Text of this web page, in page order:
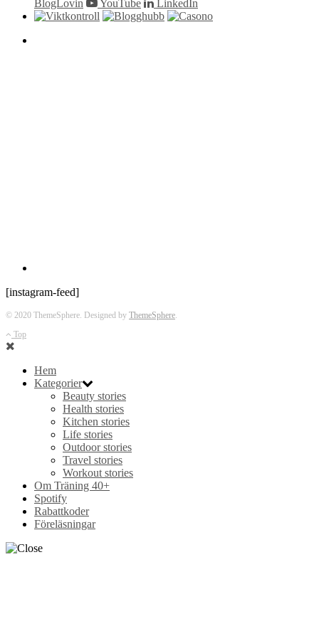
BlogLovin
YouTube LinkedIn
[instagram-feed]
© 2020 ThemeSphere. Designed by ThemeSphere.
Top
Hem
Kategorier
Beauty stories
Health stories
Kitchen stories
Life stories
Outdoor stories
Travel stories
Workout stories
Om Träning 40+
Spotify
Rabattkoder
Föreläsningar